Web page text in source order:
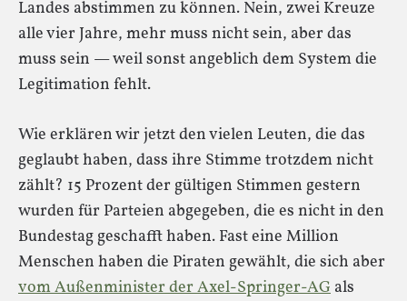
Landes abstimmen zu können. Nein, zwei Kreuze
alle vier Jahre, mehr muss nicht sein, aber das
muss sein — weil sonst angeblich dem System die
Legitimation fehlt.
Wie erklären wir jetzt den vielen Leuten, die das
geglaubt haben, dass ihre Stimme trotzdem nicht
zählt? 15 Prozent der gültigen Stimmen gestern
wurden für Parteien abgegeben, die es nicht in den
Bundestag geschafft haben. Fast eine Million
Menschen haben die Piraten gewählt, die sich aber
vom Außenminister der Axel-Springer-AG als